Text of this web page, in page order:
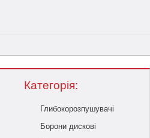
Категорія:
Глибокорозпушувачі
Борони дискові